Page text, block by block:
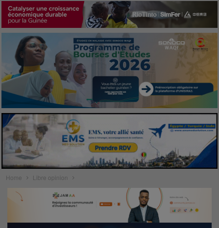
Home Libre opinion